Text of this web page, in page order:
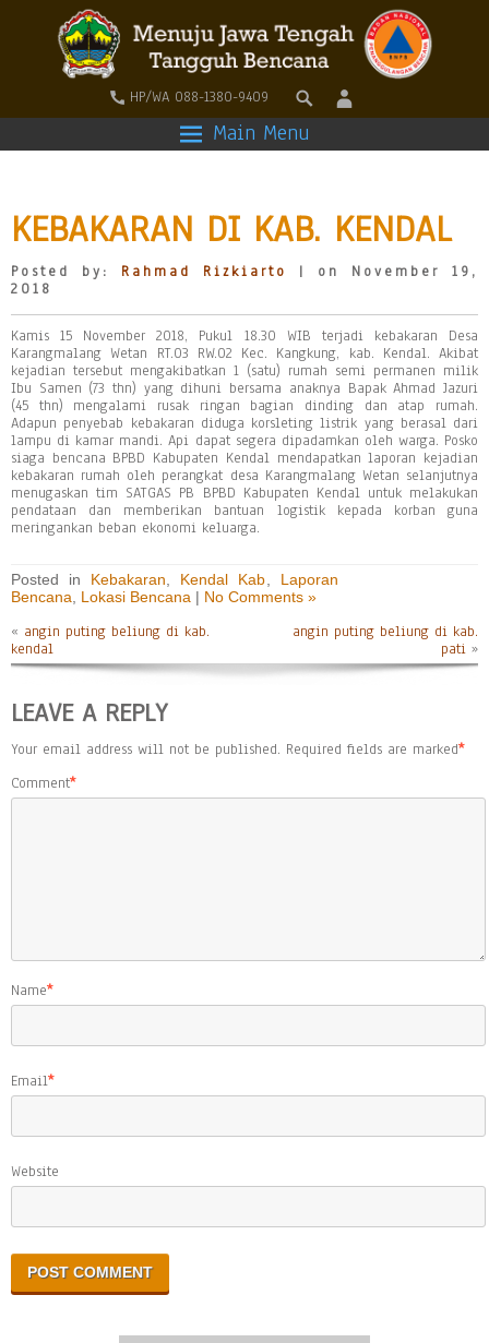
HP/WA 088-1380-9409
Main Menu
KEBAKARAN DI KAB. KENDAL
Posted by: Rahmad Rizkiarto
| on November 19,
2018
Kamis 15 November 2018, Pukul 18.30 WIB terjadi kebakaran Desa
Karangmalang Wetan RT.03 RW.02 Kec. Kangkung, kab. Kendal. Akibat
kejadian tersebut mengakibatkan 1 (satu) rumah semi permanen milik
Ibu Samen (73 thn) yang dihuni bersama anaknya Bapak Ahmad Jazuri
(45 thn) mengalami rusak ringan bagian dinding dan atap rumah.
Adapun penyebab kebakaran diduga korsleting listrik yang berasal dari
lampu di kamar mandi. Api dapat segera dipadamkan oleh warga. Posko
siaga bencana BPBD Kabupaten Kendal mendapatkan laporan kejadian
kebakaran rumah oleh perangkat desa Karangmalang Wetan selanjutnya
menugaskan tim SATGAS PB BPBD Kabupaten Kendal untuk melakukan
pendataan dan memberikan bantuan logistik kepada korban guna
meringankan beban ekonomi keluarga.
Posted in Kebakaran Kendal Kab
Laporan
Bencana
Lokasi Bencana | No Comments »
« angin puting beliung di kab.
kendal
angin puting beliung di kab.
pati »
LEAVE A REPLY
Your email address will not be published. Required fields are marked*
Comment*
Name*
Email*
Website